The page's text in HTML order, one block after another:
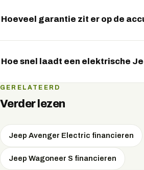
Hoeveel garantie zit er op de
het accupakket, met behoud van
Hoe snel laadt een elektrische
De snelste Jeep-modellen laden aan
pieken tot 200 kW DC, goed om
met wisselstroom.
GERELATEERD
Verder lezen
Jeep Avenger Electric financieren
Jeep Wagoneer S financieren